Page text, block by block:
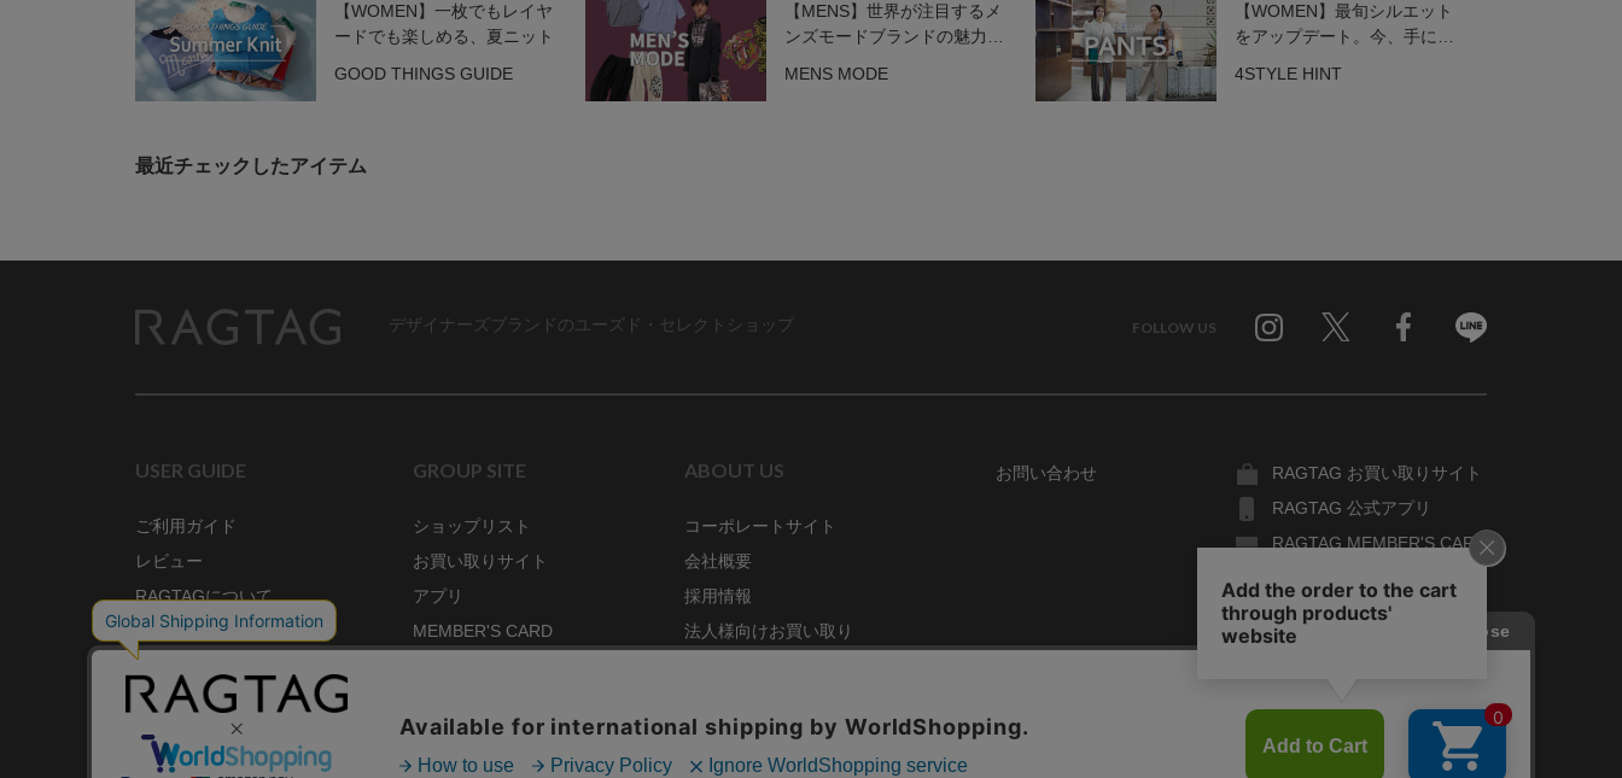
【WOMEN】一枚でもレイヤ
ードでも楽しめる、夏ニット
GOOD THINGS GUIDE
【MENS】世界が注目するメ
ンズモードブランドの魅力を
MENS MODE
【WOMEN】最旬シルエット
をアップデート。今、手に入
4STYLE HINT
最近チェックしたアイテム
デザイナーズブランドのユーズド・セレクトショップ FOLLOW US
USER GUIDE
ご利用ガイド
レビュー
RAGTAGについて
ご利用規約
プライバシーポリシー
GROUP SITE
ショップリスト
お買い取りサイト
アプリ
MEMBER'S CARD
ABOUT US
コーポレートサイト
会社概要
採用情報
法人様向けお買い取り
お問い合わせ
RAGTAG お買い取りサイト
RAGTAG 公式アプリ
RAGTAG MEMBER'S CARD
RAGTAG Global